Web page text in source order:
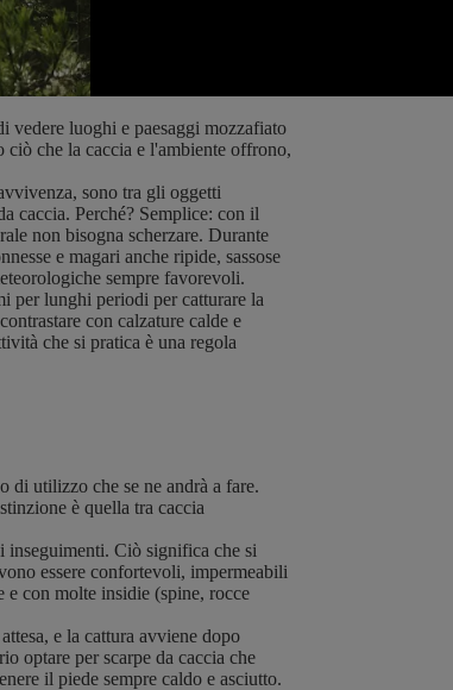
vedere luoghi e paesaggi mozzafiato
ciò che la caccia e l'ambiente offrono,
sono tra gli oggetti
caccia. Perché? Semplice: con il
non bisogna scherzare. Durante
e magari anche ripide, sassose
sempre favorevoli.
per lunghi periodi per catturare la
con calzature calde e
che si pratica è una regola
di utilizzo che se ne andrà a fare.
è quella tra caccia
inseguimenti. Ciò significa che si
essere confortevoli, impermeabili
e con molte insidie (spine, rocce
e la cattura avviene dopo
optare per scarpe da caccia che
il piede sempre caldo e asciutto.